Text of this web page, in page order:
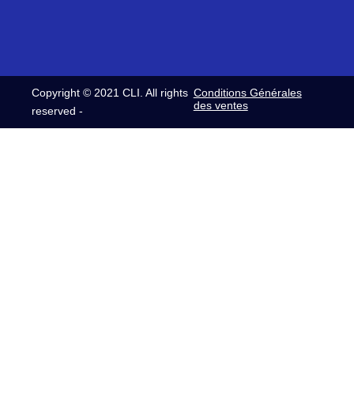
Copyright © 2021 CLI. All rights
reserved -
Conditions Générales
des ventes